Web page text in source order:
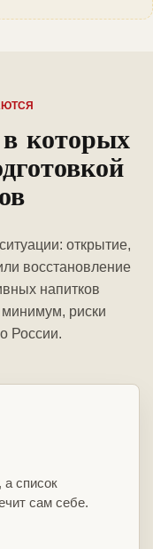
которых
открытие,
восстановление
напитков
риски
России.
а список
сам себе.